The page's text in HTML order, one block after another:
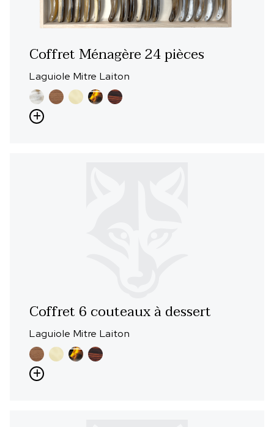
Coffret Ménagère 24 pièces
Laguiole Mitre Laiton
Coffret 6 couteaux à dessert
Laguiole Mitre Laiton